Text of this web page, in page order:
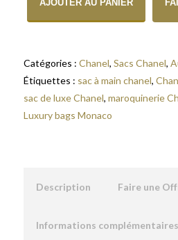
AJOUTER AU PANIER
Catégories : Chanel, Sacs Chanel,
Étiquettes : sac à main chanel,
sac de luxe Chanel, maroquinerie
Luxury bags Monaco
Description Faire une
Informations complémentaires